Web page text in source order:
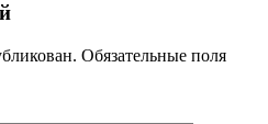
Обязательные поля